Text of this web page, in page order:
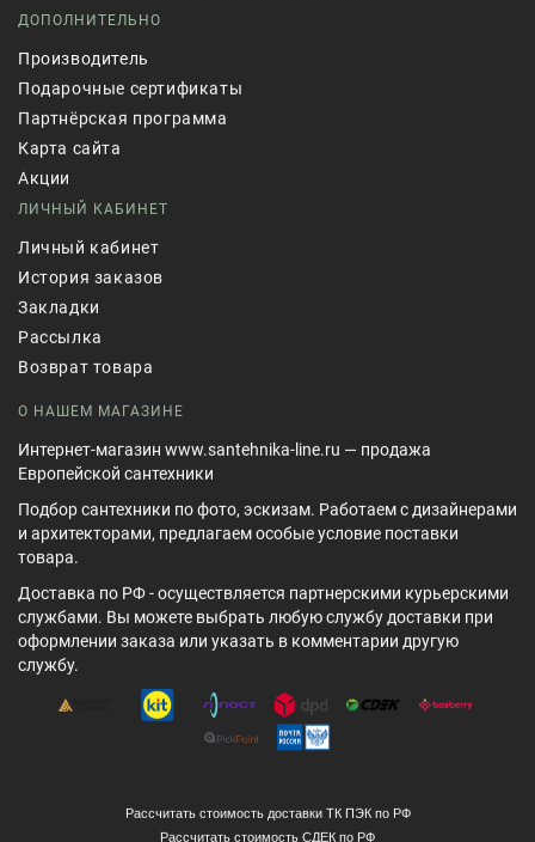
ДОПОЛНИТЕЛЬНО
Производитель
Подарочные сертификаты
Партнёрская программа
Карта сайта
Акции
ЛИЧНЫЙ КАБИНЕТ
Личный кабинет
История заказов
Закладки
Рассылка
Возврат товара
О НАШЕМ МАГАЗИНЕ
Интернет-магазин www.santehnika-line.ru — продажа
Европейской сантехники
Подбор сантехники по фото, эскизам. Работаем с дизайнерами
и архитекторами, предлагаем особые условие поставки
товара.
Доставка по РФ - осуществляется партнерскими курьерскими
службами. Вы можете выбрать любую службу доставки при
оформлении заказа или указать в комментарии другую
службу.
Рассчитать стоимость доставки ТК ПЭК по РФ
Рассчитать стоимость СДЕК по РФ